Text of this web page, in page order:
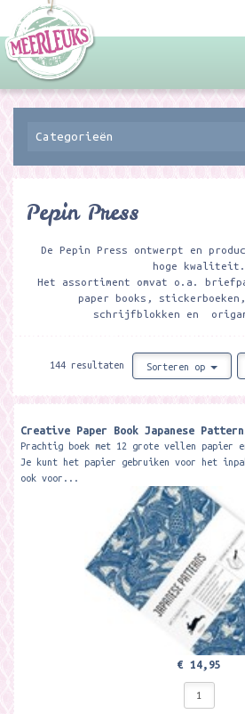
Categorieën
Pepin Press
De Pepin Press ontwerpt en
hoge kwaliteit.
Het assortiment omvat o.a.
paper books,
schrijfblokken en
144 resultaten Sorteren op
Creative Paper Book Japanese
Prachtig boek met 12 grote vellen papier
Je kunt het papier gebruiken voor het
ook voor...
€ 14,95